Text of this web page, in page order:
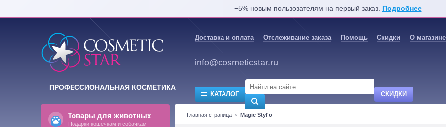
−5% новым пользователям на первый заказ. Подробнее
ПРОФЕССИОНАЛЬНАЯ КОСМЕТИКА
Доставка и оплата Отслеживание заказа Помощь Скидки О магазине
info@cosmeticstar.ru
КАТАЛОГ СКИДКИ
Главная страница Magic Styl'o
Товары для животных
Подарки кошечкам и собачкам